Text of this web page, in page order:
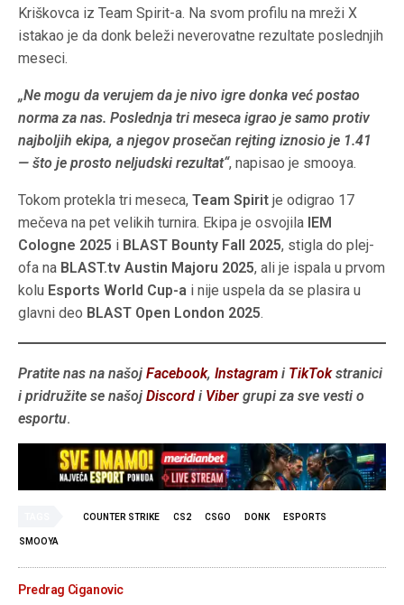
Kriškovca iz Team Spirit-a. Na svom profilu na mreži X
istakao je da donk beleži neverovatne rezultate poslednjih
meseci.
„Ne mogu da verujem da je nivo igre donka već postao
norma za nas. Poslednja tri meseca igrao je samo protiv
najboljih ekipa, a njegov prosečan rejting iznosio je 1.41
— što je prosto neljudski rezultat“, napisao je smooya.
Tokom protekla tri meseca,Team Spirit je odigrao 17
mečeva na pet velikih turnira. Ekipa je osvojila IEM
Cologne 2025 i BLAST Bounty Fall 2025, stigla do plej-
ofa na BLAST.tv Austin Majoru 2025, ali je ispala u prvom
kolu Esports World Cup-a i nije uspela da se plasira u
glavni deo BLAST Open London 2025.
Pratite nas na našojFacebook,Instagram i TikTokstranici
i pridružite se našojDiscord i Viber grupi za sve vesti o
esportu.
COUNTER STRIKE CS2 CSGO DONK ESPORTS
SMOOYA
Predrag Ciganovic